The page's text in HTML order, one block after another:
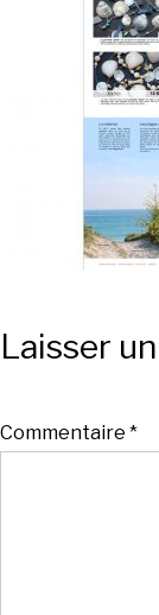
Laisser
Commentaire *